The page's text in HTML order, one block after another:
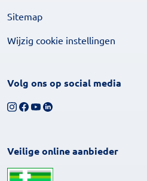
Sitemap
Wijzig cookie instellingen
Volg ons op social media
Volg ons op Instagram
Volg ons op Facebook
Bekijk ons YouTube-kanaal
Volg ons op LinkedIn
Veilige online aanbieder